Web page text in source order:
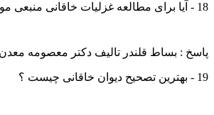
18 - آیا برای مطالعه غزلیات خاقانی منبعی موجود است؟
پاسخ : بساط قلندر تالیف دکتر معصومه
19 - بهترین تصحیح دیوان خاقانی چیست ؟